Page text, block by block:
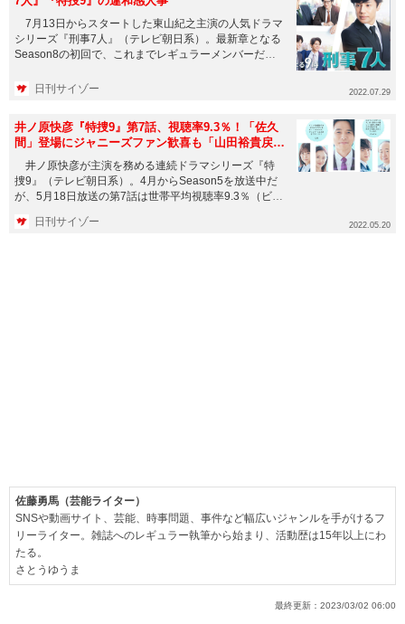
7月13日からスタートした東山紀之主演の人気ドラマ
シリーズ『刑事7人』（テレビ朝日系）。最新章となる
Season8の初回で、これまでレギュラーメンバーだっ
日刊サイゾー 2022.07.29
井ノ原快彦『特捜9』第7話、視聴率9.3％！「佐久
間」登場にジャニーズファン歓喜も「山田裕貴戻し
て」反発の声
井ノ原快彦が主演を務める連続ドラマシリーズ『特
捜9』（テレビ朝日系）。4月からSeason5を放送中だ
が、5月18日放送の第7話は世帯平均視聴率9.3％（ビデ
日刊サイゾー 2022.05.20
佐藤勇馬（芸能ライター）
SNSや動画サイト、芸能、時事問題、事件など幅広いジャンルを手がけるフ
リーライター。雑誌へのレギュラー執筆から始まり、活動歴は15年以上にわ
たる。
さとうゆうま
最終更新： 2023/03/02 06:00